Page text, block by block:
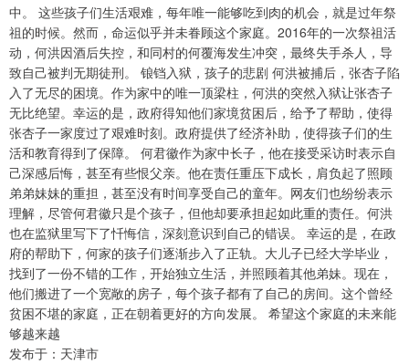
中。 这些孩子们生活艰难，每年唯一能够吃到肉的机会，就是过年祭
祖的时候。然而，命运似乎并未眷顾这个家庭。2016年的一次祭祖活
动，何洪因酒后失控，和同村的何覆海发生冲突，最终失手杀人，导
致自己被判无期徒刑。 锒铛入狱，孩子的悲剧 何洪被捕后，张杏子陷
入了无尽的困境。作为家中的唯一顶梁柱，何洪的突然入狱让张杏子
无比绝望。幸运的是，政府得知他们家境贫困后，给予了帮助，使得
张杏子一家度过了艰难时刻。政府提供了经济补助，使得孩子们的生
活和教育得到了保障。 何君徽作为家中长子，他在接受采访时表示自
己深感后悔，甚至有些恨父亲。他在责任重压下成长，肩负起了照顾
弟弟妹妹的重担，甚至没有时间享受自己的童年。网友们也纷纷表示
理解，尽管何君徽只是个孩子，但他却要承担起如此重的责任。何洪
也在监狱里写下了忏悔信，深刻意识到自己的错误。 幸运的是，在政
府的帮助下，何家的孩子们逐渐步入了正轨。大儿子已经大学毕业，
找到了一份不错的工作，开始独立生活，并照顾着其他弟妹。现在，
他们搬进了一个宽敞的房子，每个孩子都有了自己的房间。这个曾经
贫困不堪的家庭，正在朝着更好的方向发展。 希望这个家庭的未来能
够越来越
发布于：天津市